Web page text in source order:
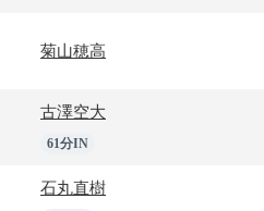
菊山穂高
古澤空大
61分IN
石丸直樹